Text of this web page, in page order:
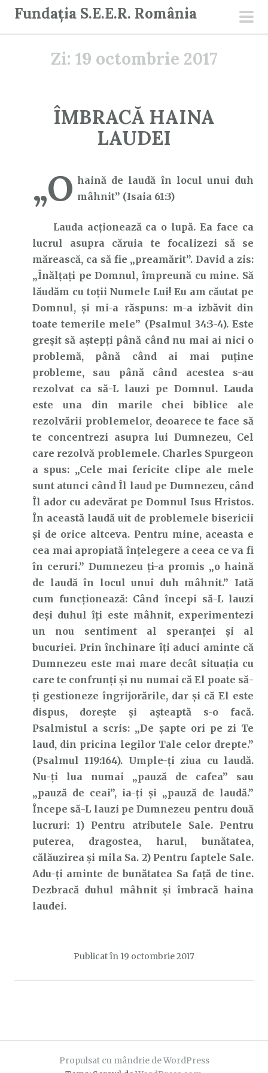
Fundația S.E.E.R. România
Zi: 19 octombrie 2017
ÎMBRACĂ HAINA
LAUDEI
„O haină de laudă în locul unui duh
mâhnit” (Isaia 61:3)
Lauda acționează ca o lupă. Ea face ca
lucrul asupra căruia te focalizezi să se
mărească, ca să fie „preamărit”. David a zis:
„Înălţaţi pe Domnul, împreună cu mine. Să
lăudăm cu toţii Numele Lui! Eu am căutat pe
Domnul, şi mi-a răspuns: m-a izbăvit din
toate temerile mele” (Psalmul 34:3-4). Este
greșit să aștepți până când nu mai ai nici o
problemă, până când ai mai puține
probleme, sau până când acestea s-au
rezolvat ca să-L lauzi pe Domnul. Lauda
este una din marile chei biblice ale
rezolvării problemelor, deoarece te face să
te concentrezi asupra lui Dumnezeu, Cel
care rezolvă problemele. Charles Spurgeon
a spus: „Cele mai fericite clipe ale mele
sunt atunci când Îl laud pe Dumnezeu, când
Îl ador cu adevărat pe Domnul Isus Hristos.
În această laudă uit de problemele bisericii
și de orice altceva. Pentru mine, aceasta e
cea mai apropiată înțelegere a ceea ce va fi
în ceruri.” Dumnezeu ți-a promis „o haină
de laudă în locul unui duh mâhnit.” Iată
cum funcționează: Când începi să-L lauzi
deși duhul îți este mâhnit, experimentezi
un nou sentiment al speranței și al
bucuriei. Prin închinare îți aduci aminte că
Dumnezeu este mai mare decât situația cu
care te confrunți și nu numai că El poate să-
ți gestioneze îngrijorările, dar și că El este
dispus, dorește și așteaptă s-o facă.
Psalmistul a scris: „De şapte ori pe zi Te
laud, din pricina legilor Tale celor drepte.”
(Psalmul 119:164). Umple-ți ziua cu laudă.
Nu-ți lua numai „pauză de cafea” sau
„pauză de ceai”, ia-ți și „pauză de laudă.”
Începe să-L lauzi pe Dumnezeu pentru două
lucruri: 1) Pentru atributele Sale. Pentru
puterea, dragostea, harul, bunătatea,
călăuzirea și mila Sa. 2) Pentru faptele Sale.
Adu-ți aminte de bunătatea Sa față de tine.
Dezbracă duhul mâhnit și îmbracă haina
laudei.
Publicat în 19 octombrie 2017
Propulsat cu mândrie de WordPress